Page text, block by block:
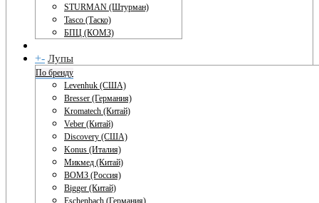
STURMAN (Штурман)
Tasco (Таско)
БПЦ (КОМЗ)
+- Лупы
По бренду
Levenhuk (США)
Bresser (Германия)
Kromatech (Китай)
Veber (Китай)
Discovery (США)
Konus (Италия)
Микмед (Китай)
ВОМЗ (Россия)
Bigger (Китай)
Eschenbach (Германия)